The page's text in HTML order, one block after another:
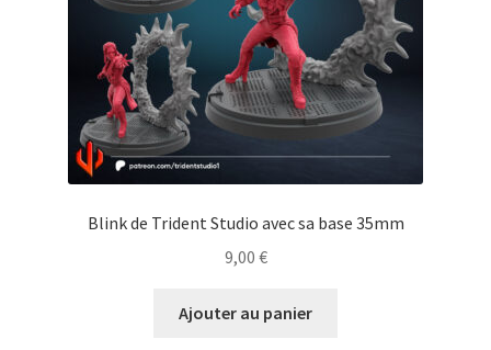
Blink de Trident Studio avec sa base 35mm
9,00 €
Ajouter au panier